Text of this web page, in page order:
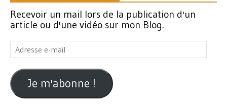
Recevoir un mail lors de la publication d'un
article ou d'une vidéo sur mon Blog.
Adresse
e-
mail
Je m'abonne !